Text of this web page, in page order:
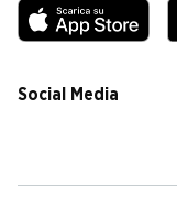
Social Media